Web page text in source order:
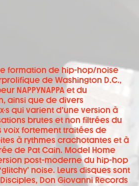
formation de hip-hop/noise
de Washington D.C.,
NAPPYNAPPA et du
ainsi que de divers
qui varient d’une version à
brutes et non filtrées du
voix fortement traitées de
à rythmes crachotantes et à
de Pat Cain. Model Home
post-moderne du hip-hop
noise. Leurs disques sont
Don Giovanni Records